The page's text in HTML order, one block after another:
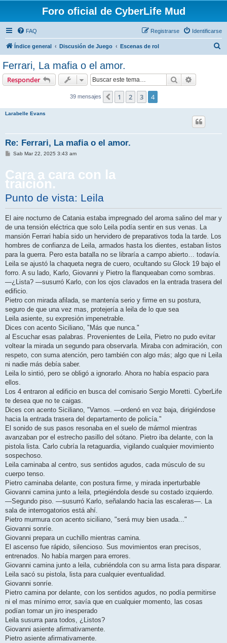
Foro oficial de CyberLife Mud
FAQ Identificarse
Registrarse
Índice general Discusión de Juego Escenas de rol
Ferrari, La mafia o el amor.
Responder Buscar
39 mensajes Anterior
1 2 3 4
Larabelle Evans
Re: Ferrari, La mafia o el amor.
M
s
a
e
Sab Mar 22, 2025 3:43 am
Cara a cara con la
traición.
Punto de vista: Leila
El aire nocturno de Catania estaba impregnado del aroma salino del mar y
de una tensión eléctrica que solo Leila podía sentir en sus venas. La
mansión Ferrari había sido un hervidero de preparativos toda la tarde. Los
hombres de confianza de Leila, armados hasta los dientes, estaban listos
para la guerra. Pero esta batalla no se libraría a campo abierto… todavía.
Leila se ajustó la chaqueta negra de cuero, ocultando su Glock 19 bajo el
forro. A su lado, Karlo, Giovanni y Pietro la flanqueaban como sombras.
—¿Lista? —susurró Karlo, con los ojos clavados en la entrada trasera del
edificio.
Pietro con mirada afilada, se mantenía serio y firme en su postura,
seguro de que una vez mas, protejería a leila de lo que sea
Leila asiente, su expresión impenetrable.
Dices con acento Siciliano, "Más que nunca."
al Escuchar esas palabras. Provenientes de Leila, Pietro no pudo evitar
voltear la mirada un segundo para observarla. Miraba con admiración, con
respeto, con suma atención, pero también con algo más; algo que ni Leila
ni nadie más debía saber.
Leila lo sintió, pero se obligó a ignorarlo. Ahora no había espacio para
ellos.
Los 4 entraron al edificio en busca del comisario Sergio Moretti. CyberLife
te desea que no te caigas.
Dices con acento Siciliano, "Vamos. —ordenó en voz baja, dirigiéndose
hacia la entrada trasera del departamento de policía."
El sonido de sus pasos resonaba en el suelo de mármol mientras
avanzaban por el estrecho pasillo del sótano. Pietro iba delante, con la
pistola lista. Carlo cubría la retaguardia, vigilando cualquier movimiento
sospechoso.
Leila caminaba al centro, sus sentidos agudos, cada músculo de su
cuerpo tenso.
Pietro caminaba delante, con postura firme, y mirada inperturbable
Giovanni camina junto a leila, prtegiéndola desde su costado izquierdo.
—Segundo piso. —susurró Karlo, señalando hacia las escaleras—. La
sala de interrogatorios está ahí.
Pietro murmura con acento siciliano, "será muy bien usada..."
Giovanni sonríe.
Giovanni prepara un cuchillo mientras camina.
El ascenso fue rápido, silencioso. Sus movimientos eran precisos,
entrenados. No había margen para errores.
Giovanni camina junto a leila, cubriéndola con su arma lista para disparar.
Leila sacó su pistola, lista para cualquier eventualidad.
Giovanni sonríe.
Pietro camina por delante, con los sentidos agudos, no podía permitirse
ni el mas mínimo error, savía que en cualquier momento, las cosas
podían tomar un jiro inesperado
Leila susurra para todos, ¿Listos?
Giovanni asiente afirmativamente.
Pietro asiente afirmativamente.